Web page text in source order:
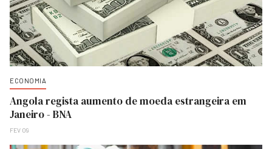
ECONOMIA
Angola regista aumento de moeda estrangeira em
Janeiro - BNA
FEV 09